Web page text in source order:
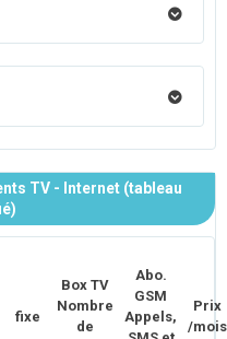
TV - Internet (tableau
fixe
Box TV
Nombre
de
Abo.
GSM
Appels,
Prix
/mois